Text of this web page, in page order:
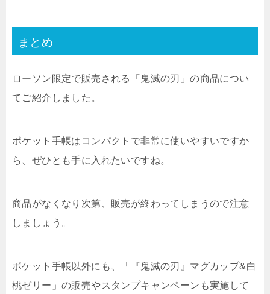
まとめ
ローソン限定で販売される「鬼滅の刃」の商品につい
てご紹介しました。
ポケット手帳はコンパクトで非常に使いやすいですか
ら、ぜひとも手に入れたいですね。
商品がなくなり次第、販売が終わってしまうので注意
しましょう。
ポケット手帳以外にも、「『鬼滅の刃』マグカップ&白
桃ゼリー」の販売やスタンプキャンペーンも実施して